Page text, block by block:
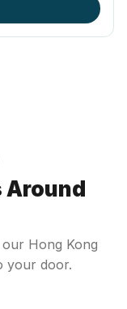
Around
Hong Kong
your door.